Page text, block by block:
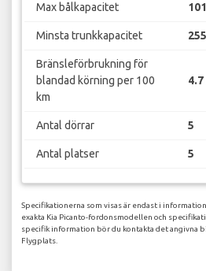
Max bålkapacitet
Minsta trunkkapacitet
Bränsleförbrukning för
blandad körning per 100
km
4.7
Antal dörrar 5
Antal platser 5
Specifikationerna som visas är endast i
exakta Kia Picanto-fordonsmodellen och
specifik information bör du kontakta det angivna
Flygplats.